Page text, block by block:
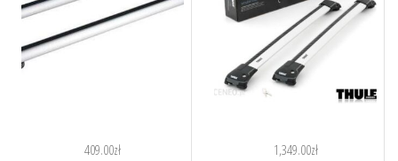
409.00zł 1,349.00zł